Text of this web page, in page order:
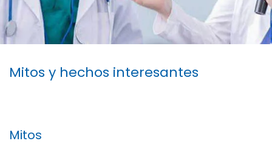
Mitos y hechos interesantes
Mitos